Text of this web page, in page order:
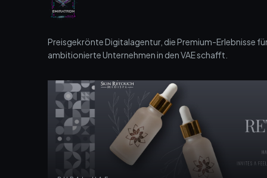
Preisgekrönte Digitalagentur, die Premium-Erlebnisse
ambitionierte Unternehmen in den VAE schafft.